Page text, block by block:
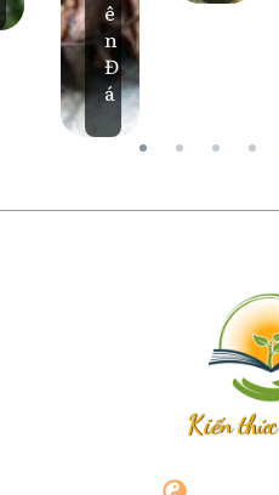
ê
n
Đ
á
Kiến